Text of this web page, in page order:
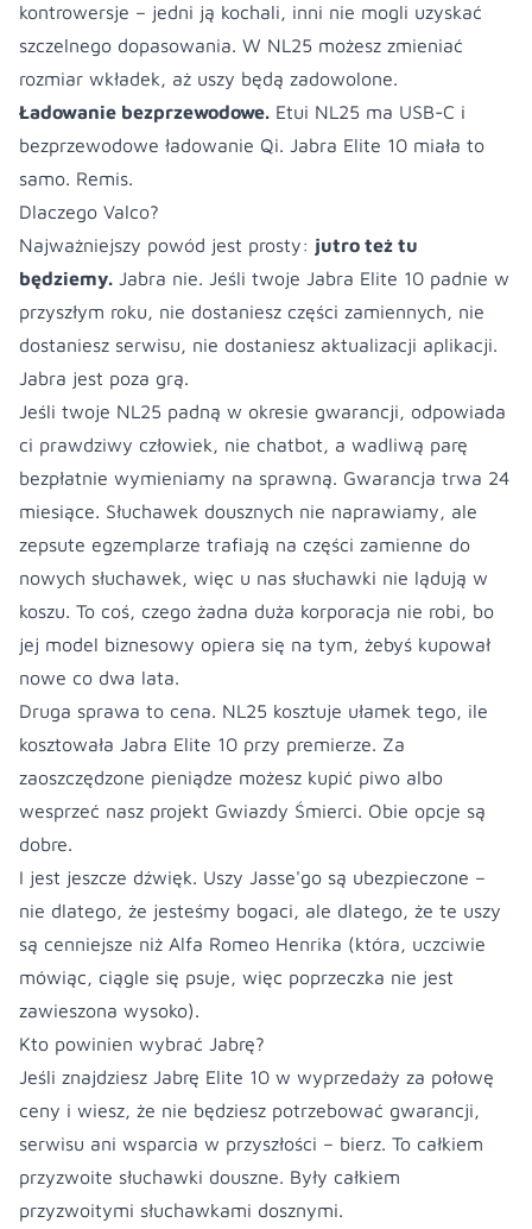
kontrowersje – jedni ją kochali, inni nie mogli uzyskać
szczelnego dopasowania. W NL25 możesz zmieniać
rozmiar wkładek, aż uszy będą zadowolone.
Ładowanie bezprzewodowe. Etui NL25 ma USB-C i
bezprzewodowe ładowanie Qi. Jabra Elite 10 miała to
samo. Remis.
Dlaczego Valco?
Najważniejszy powód jest prosty: jutro też tu
będziemy. Jabra nie. Jeśli twoje Jabra Elite 10 padnie w
przyszłym roku, nie dostaniesz części zamiennych, nie
dostaniesz serwisu, nie dostaniesz aktualizacji aplikacji.
Jabra jest poza grą.
Jeśli twoje NL25 padną w okresie gwarancji, odpowiada
ci prawdziwy człowiek, nie chatbot, a wadliwą parę
bezpłatnie wymieniamy na sprawną. Gwarancja trwa 24
miesiące. Słuchawek dousznych nie naprawiamy, ale
zepsute egzemplarze trafiają na części zamienne do
nowych słuchawek, więc u nas słuchawki nie lądują w
koszu. To coś, czego żadna duża korporacja nie robi, bo
jej model biznesowy opiera się na tym, żebyś kupował
nowe co dwa lata.
Druga sprawa to cena. NL25 kosztuje ułamek tego, ile
kosztowała Jabra Elite 10 przy premierze. Za
zaoszczędzone pieniądze możesz kupić piwo albo
wesprzeć nasz projekt Gwiazdy Śmierci. Obie opcje są
dobre.
I jest jeszcze dźwięk. Uszy Jasse'go są ubezpieczone –
nie dlatego, że jesteśmy bogaci, ale dlatego, że te uszy
są cenniejsze niż Alfa Romeo Henrika (która, uczciwie
mówiąc, ciągle się psuje, więc poprzeczka nie jest
zawieszona wysoko).
Kto powinien wybrać Jabrę?
Jeśli znajdziesz Jabrę Elite 10 w wyprzedaży za połowę
ceny i wiesz, że nie będziesz potrzebować gwarancji,
serwisu ani wsparcia w przyszłości – bierz. To całkiem
przyzwoite słuchawki douszne. Były całkiem
przyzwoitymi słuchawkami dosznymi.